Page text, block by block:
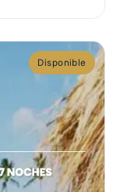
Disponible